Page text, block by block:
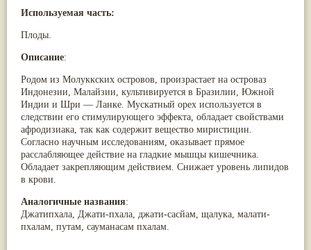
Используемая часть:
Плоды.
Описание:
Родом из Молуккских островов, произрастает на островаз
Индонезии, Малайзии, культивируется в Бразилии, Южной
Индии и Шри — Ланке. Мускатный орех используется в
следствии его стимулирующего эффекта, обладает свойствами
афродизиака, так как содержит вещество миристицин.
Согласно научным исследованиям, оказывает прямое
расслабляющее действие на гладкие мышцы кишечника.
Обладает закрепляющим действием. Снижает уровень липидов
в крови.
Аналогичные названия:
Джатипхала, Джати-пхала, джати-сасйам, щалука, малати-
пхалам, путам, сауманасам пхалам.
Асафетида
Пармелия
Ашока(9)
Данти(9)
Мурва(9)
Птерокарпус мешковидный (9)
Юстиция сосудистая/Васака(9)
Жасмин(8)
Каранджа(8)
Касторовое масло(8)
Кутаки(8)
Мята(8)
more...